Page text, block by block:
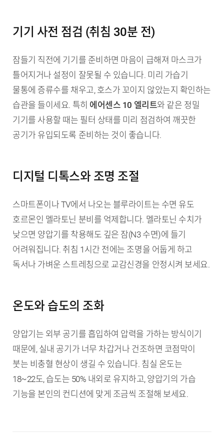
기기 사전 점검 (취침 30분 전)
잠들기 직전에 기기를 준비하면 마음이 급해져 마스크가
틀어지거나 설정이 잘못될 수 있습니다. 미리 가습기
물통에 증류수를 채우고, 호스가 꼬이지 않았는지 확인하는
습관을 들이세요. 특히 에어센스 10 엘리트와 같은 정밀
기기를 사용할 때는 필터 상태를 미리 점검하여 깨끗한
공기가 유입되도록 준비하는 것이 좋습니다.
디지털 디톡스와 조명 조절
스마트폰이나 TV에서 나오는 블루라이트는 수면 유도
호르몬인 멜라토닌 분비를 억제합니다. 멜라토닌 수치가
낮으면 양압기를 착용해도 깊은 잠(N3 수면)에 들기
어려워집니다. 취침 1시간 전에는 조명을 어둡게 하고
독서나 가벼운 스트레칭으로 교감신경을 안정시켜 보세요.
온도와 습도의 조화
양압기는 외부 공기를 흡입하여 압력을 가하는 방식이기
때문에, 실내 공기가 너무 차갑거나 건조하면 코점막이
붓는 비충혈 현상이 생길 수 있습니다. 침실 온도는
18~22도, 습도는 50% 내외로 유지하고, 양압기의 가습
기능을 본인의 컨디션에 맞게 조금씩 조절해 보세요.